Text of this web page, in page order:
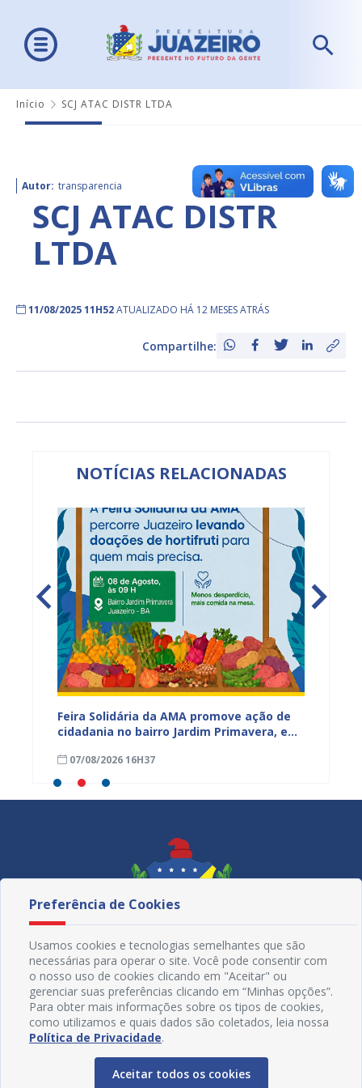
Início SCJ ATAC DISTR LTDA
Autor: transparencia
SCJ ATAC DISTR
LTDA
11/08/2025 11H52ATUALIZADO HÁ 12 MESES ATRÁS
Compartilhe:
NOTÍCIAS RELACIONADAS
Feira Solidária da AMA promove ação de
cidadania no bairro Jardim Primavera, em
07/08/2026 16H37
Redes Sociais
Preferência de Cookies
Usamos cookies e tecnologias semelhantes que são
necessárias para operar o site. Você pode consentir com
o nosso uso de cookies clicando em "Aceitar" ou
gerenciar suas preferências clicando em “Minhas opções”.
Para obter mais informações sobre os tipos de cookies,
como utilizamos e quais dados são coletados, leia nossa
Política de Privacidade.
Aceitar todos os cookies